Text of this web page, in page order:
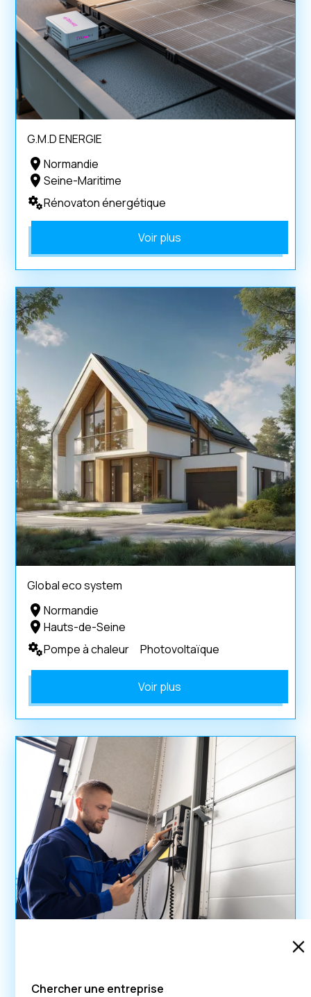
Chercher une entreprise
G.M.D ENERGIE
Normandie
Seine-Maritime
Rénovaton énergétique
Voir plus
Global eco system
Normandie
Hauts-de-Seine
Pompe à chaleur
Photovoltaïque
Voir plus
Normandie